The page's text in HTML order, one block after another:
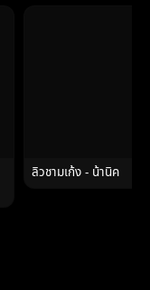
ลิวชามเก้ง - น้านิค